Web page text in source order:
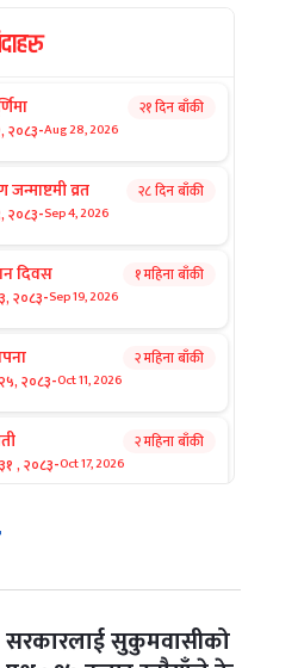
२०८३-Aug 28, 2026
२१ दिन बाँकी
जन्माष्टमी व्रत
२०८३-Sep 4, 2026
२८ दिन बाँकी
दिवस
२०८३-Sep 19, 2026
१ महिना बाँकी
२०८३-Oct 11, 2026
२ महिना बाँकी
, २०८३-Oct 17, 2026
२ महिना बाँकी
२०८३
३, २०८३-Oct 20, 2026
सरकारलाई सुकुमवासीको